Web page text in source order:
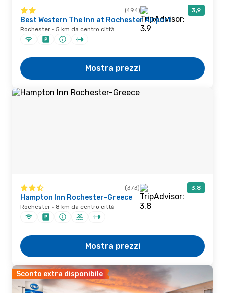
(494) 3,9
Best Western The Inn at Rochester Airport
Rochester · 5 km da centro città
Mostra prezzi
(373) 3,8
Hampton Inn Rochester-Greece
Rochester · 8 km da centro città
Mostra prezzi
Sconto extra disponibile